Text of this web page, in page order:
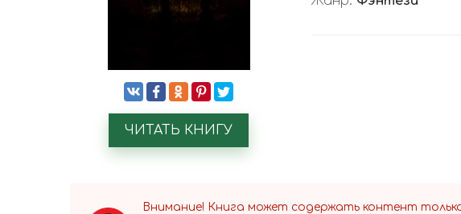
ЧИТАТЬ КНИГУ
Внимание! Книга может содержать контент